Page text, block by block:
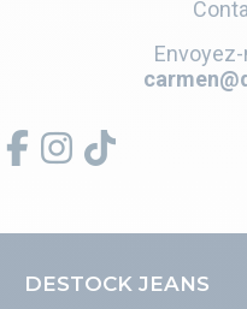
DESTOCK JEANS